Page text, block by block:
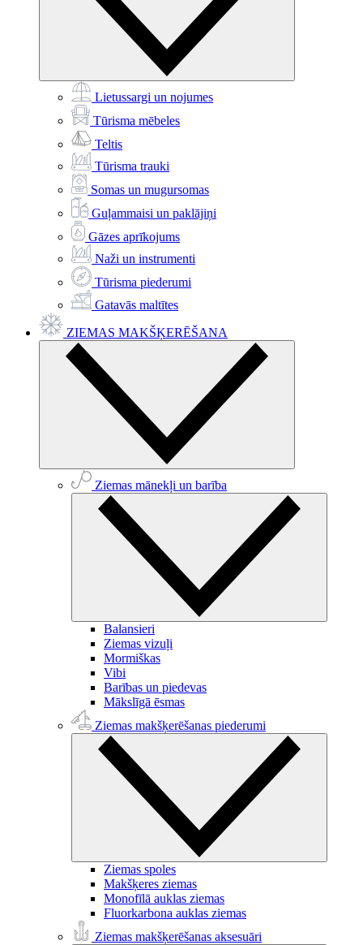
Lietussargi un nojumes
Tūrisma mēbeles
Teltis
Tūrisma trauki
Somas un mugursomas
Guļammaisi un paklājiņi
Gāzes aprīkojums
Naži un instrumenti
Tūrisma piederumi
Gatavās maltītes
ZIEMAS MAKŠĶERĒŠANA
Ziemas mānekļi un barība
Balansieri
Ziemas vizuļi
Mormiškas
Vibi
Barības un piedevas
Mākslīgā ēsmas
Ziemas makšķerēšanas piederumi
Ziemas spoles
Makšķeres ziemas
Monofīlā auklas ziemas
Fluorkarbona auklas ziemas
Ziemas makšķerēšanas aksesuāri